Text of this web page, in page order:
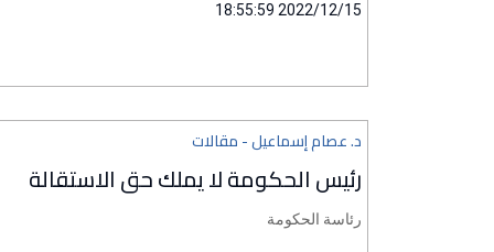
2022/12/15 18:55:59
د. عصام إسماعيل - مقالات
رئيس الحكومة لا يملك حق الاستقالة
رئاسة الحكومة